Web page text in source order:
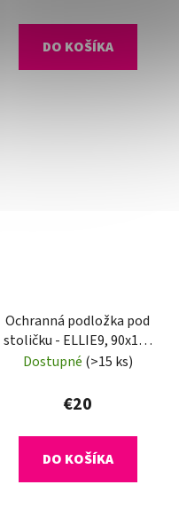
DO KOŠÍKA
Ochranná podložka pod
stoličku - ELLIE9, 90x120
cm, 1,8 mm
Dostupné (>15 ks)
€20
DO KOŠÍKA